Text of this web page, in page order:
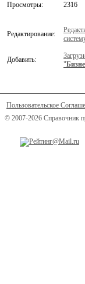
Просмотры: 2316
Редактирование:
Добавить:
"
Пользовательское
© 2007-2026 Справочник